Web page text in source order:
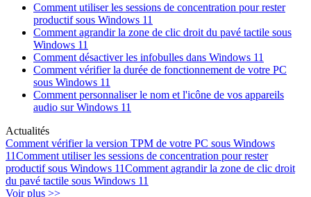
Comment utiliser les sessions de concentration pour rester
productif sous Windows 11
Comment agrandir la zone de clic droit du pavé tactile sous
Windows 11
Comment désactiver les infobulles dans Windows 11
Comment vérifier la durée de fonctionnement de votre PC
sous Windows 11
Comment personnaliser le nom et l'icône de vos appareils
audio sur Windows 11
Actualités
Comment vérifier la version TPM de votre PC sous Windows
11Comment utiliser les sessions de concentration pour rester
productif sous Windows 11Comment agrandir la zone de clic droit
du pavé tactile sous Windows 11
Voir plus >>